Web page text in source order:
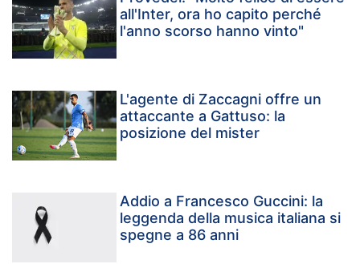
all'Inter, ora ho capito perché
l'anno scorso hanno vinto"
L'agente di Zaccagni offre un
attaccante a Gattuso: la
posizione del mister
Addio a Francesco Guccini: la
leggenda della musica italiana si
spegne a 86 anni